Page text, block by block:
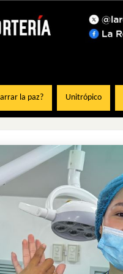
la paz? Unitrópico